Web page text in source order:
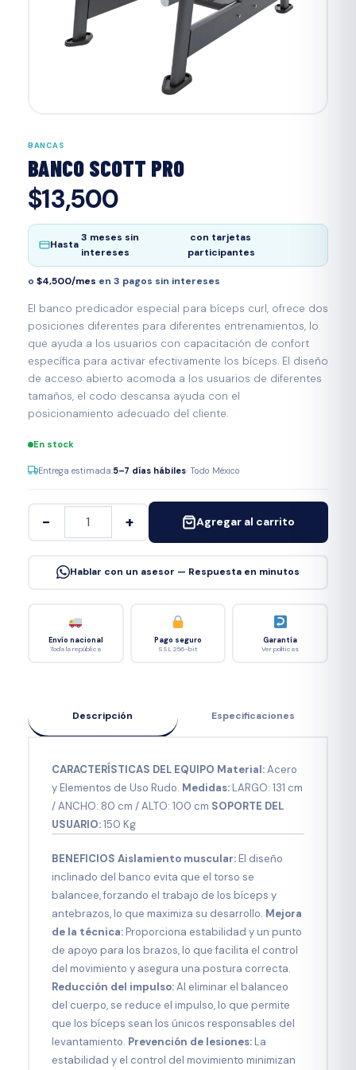
BANCAS
BANCO SCOTT PRO
$13,500
Hasta
3 meses sin
intereses
con tarjetas
participantes
o $4,500/mes en 3 pagos sin intereses
El banco predicador especial para bíceps curl, ofrece dos
posiciones diferentes para diferentes entrenamientos, lo
que ayuda a los usuarios con capacitación de confort
específica para activar efectivamente los bíceps. El diseño
de acceso abierto acomoda a los usuarios de diferentes
tamaños, el codo descansa ayuda con el
posicionamiento adecuado del cliente.
En stock
Entrega estimada:5–7 días hábiles· Todo México
− + Agregar al carrito
Hablar con un asesor — Respuesta en minutos
Envío nacional
Toda la república
Pago seguro
SSL 256-bit
Garantía
Ver políticas
Descripción Especificaciones
CARACTERÍSTICAS DEL EQUIPO Material:Acero
y Elementos de Uso Rudo. Medidas:LARGO: 131 cm
/ ANCHO: 80 cm / ALTO: 100 cm SOPORTE DEL
USUARIO:150 Kg
BENEFICIOS Aislamiento muscular:El diseño
inclinado del banco evita que el torso se
balancee, forzando el trabajo de los bíceps y
antebrazos, lo que maximiza su desarrollo. Mejora
de la técnica:Proporciona estabilidad y un punto
de apoyo para los brazos, lo que facilita el control
del movimiento y asegura una postura correcta.
Reducción del impulso:Al eliminar el balanceo
del cuerpo, se reduce el impulso, lo que permite
que los bíceps sean los únicos responsables del
levantamiento. Prevención de lesiones:La
estabilidad y el control del movimiento minimizan